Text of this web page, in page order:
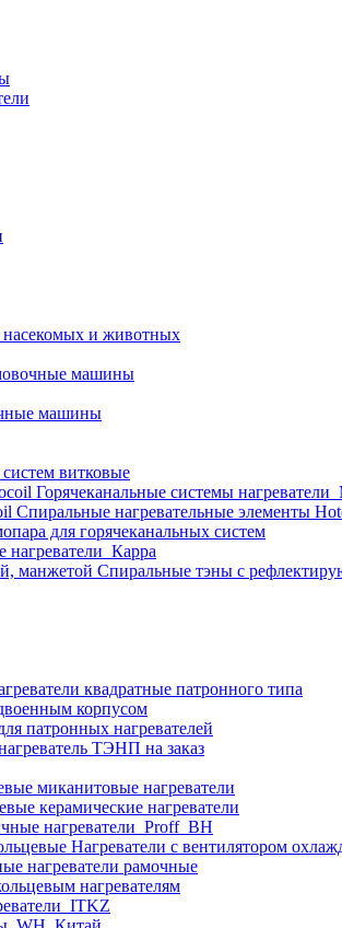
насекомых и животных
машины
машины
витковые
Горячеканальные системы
Спиральные нагревательные элементы
для горячеканальных систем
Спиральные тэны с
квадратные патронного типа
корпусом
патронных нагревателей
ТЭНП на заказ
миканитовые нагреватели
керамические нагреватели
нагреватели_Proff_BH
Нагреватели с вентилятором
нагреватели рамочные
нагревателям